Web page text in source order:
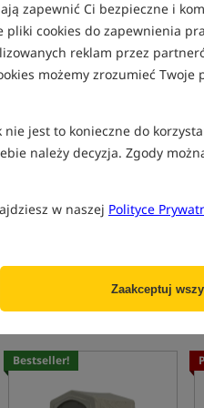
zapewnić Ci bezpieczne i
cookies do zapewnienia
reklam przez
możemy zrozumieć Twoje
jest to konieczne do
należy decyzja. Zgody
w naszej Polityce
Zaakceptuj
KUP
Bestseller!